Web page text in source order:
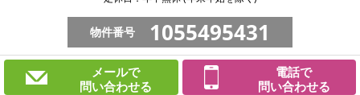
物件番号 1055495431
メールで
問い合わせる
電話で
問い合わせる